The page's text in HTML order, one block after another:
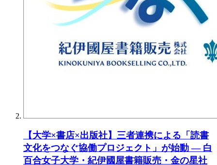
【大学×書店×出版社】三者連携による「読書
文化をつなぐ協働プロジェクト」が始動 ― 白
百合女子大学・紀伊國屋書籍販売・金の星社